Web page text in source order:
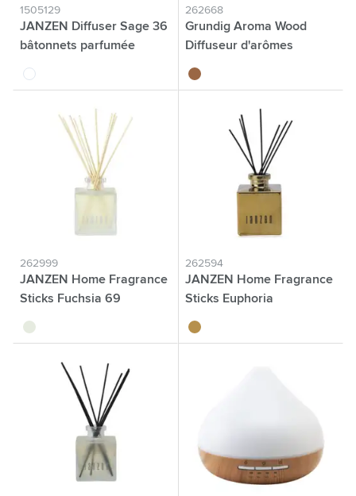
1505129
JANZEN Diffuser Sage 36
bâtonnets parfumée
blanc
262668
Grundig Aroma Wood
Diffuseur d'arômes
brun
262999
JANZEN Home Fragrance
Sticks Fuchsia 69
translucide
262594
JANZEN Home Fragrance
Sticks Euphoria
doré